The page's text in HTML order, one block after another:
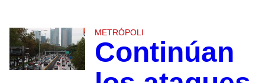
METRÓPOLI
Continúan